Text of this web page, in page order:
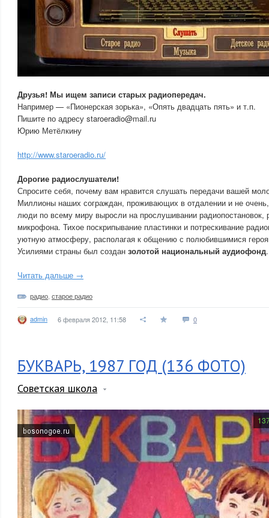
Друзья! Мы ищем записи старых радиопередач.
Например — «Пионерская зорька», «Опять двадцать пять» и т.п.
Пишите по адресу staroeradio@mail.ru
Юрию Метёлкину
http://www.staroeradio.ru/
Дорогие радиослушатели!
Спросите себя, почему вам нравится слушать передачи вашей
Миллионы наших сограждан, проживающих в отдалении и не
люди по всему миру выросли на прослушивании радиопостановок,
микрофона. Тихое поскрипывание пластинки и потрескивание
уютную атмосферу, располагая к общению с полюбившимися
Усилиями страны был создан золотой национальный аудиофонд.
Читать дальше →
радио старое радио
admin 6 февраля 2012, 11:58 0
БУКВАРЬ, 1987 ГОД (136 ФОТО)
Советская школа